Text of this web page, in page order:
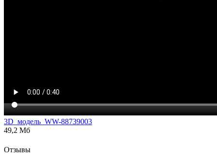
3D_модель_WW-88739003
49,2 Мб
Отзывы